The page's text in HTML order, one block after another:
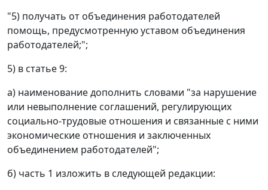
"5) получать от объединения работодателей
помощь, предусмотренную уставом объединения
работодателей;";
5) в статье 9:
а) наименование дополнить словами "за нарушение
или невыполнение соглашений, регулирующих
социально-трудовые отношения и связанные с ними
экономические отношения и заключенных
объединением работодателей";
б) часть 1 изложить в следующей редакции: